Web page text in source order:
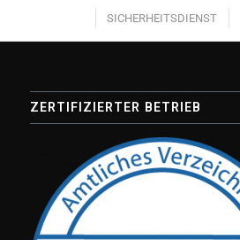
SICHERHEITSDIENST
ZERTIFIZIERTER BETRIEB